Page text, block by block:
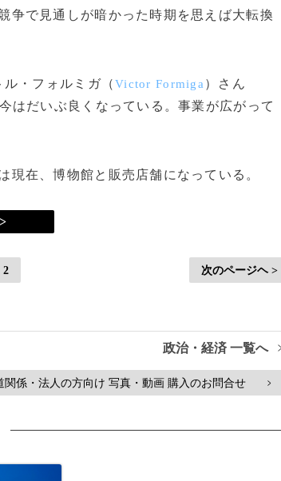
争で見通しが暗かった時期を思えば大転換
・フォルミガ（Victor Formiga ）さん
はだいぶ良くなっている。事業が広がって
在、博物館と販売店舗になっている。
2 次のページヘ >
政治・経済 一覧へ
関係・法人の方向け 写真・動画 購入のお問合せ >